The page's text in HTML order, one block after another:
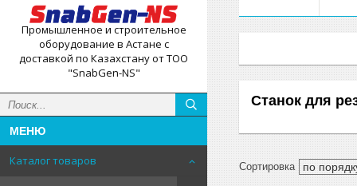
Промышленное и строительное
оборудование в Астане с
доставкой по Казахстану от ТОО
"SnabGen-NS"
Каталог товаров
Станок для